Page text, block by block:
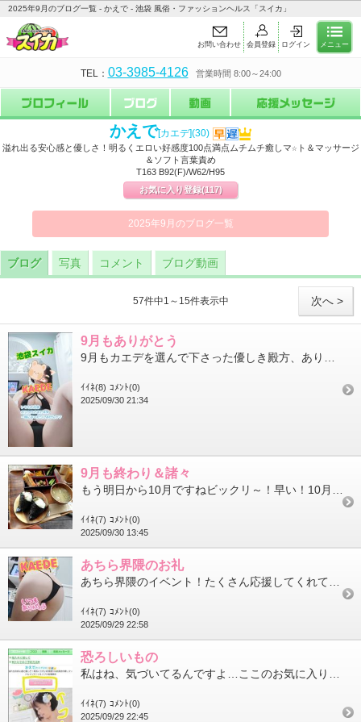
2025年9月のブログ一覧 - かえで - 池袋 風俗・ファッションヘルス「スイカ」
お問い合わせ 会員登録 ログイン メニュー
TEL： 03-3985-4126 営業時間 8:00～24:00
かえで[カエデ](30)
溢れ出る安心感と優しさ！明るくエロい好感度100点満点ムチムチ癒しマ☆ト＆マッサージ
＆ソフト言葉責め
T163 B92(F)/W62/H95
お気に入り登録(117)
2025年9月のブログ一覧
ブログ 写真 コメント ブログ動画
次へ >
57件中1～15件表示中
9月もありがとう
ｲｲﾈ(8) ｺﾒﾝﾄ(0)
2025/09/30 21:34
9月も終わり＆諸々
ｲｲﾈ(7) ｺﾒﾝﾄ(0)
2025/09/30 13:45
あちら界隈のお礼
ｲｲﾈ(7) ｺﾒﾝﾄ(0)
2025/09/29 22:58
恐ろしいもの
ｲｲﾈ(7) ｺﾒﾝﾄ(0)
2025/09/29 22:45